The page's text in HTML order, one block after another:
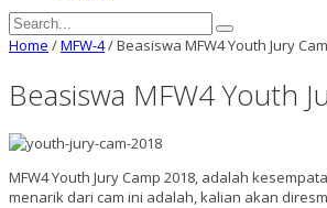
Home /MFW-4/Beasiswa MFW4 Youth Jury
Beasiswa MFW4 Youth
MFW4 Youth Jury Camp 2018, adalah
menarik dari cam ini adalah, kalian akan